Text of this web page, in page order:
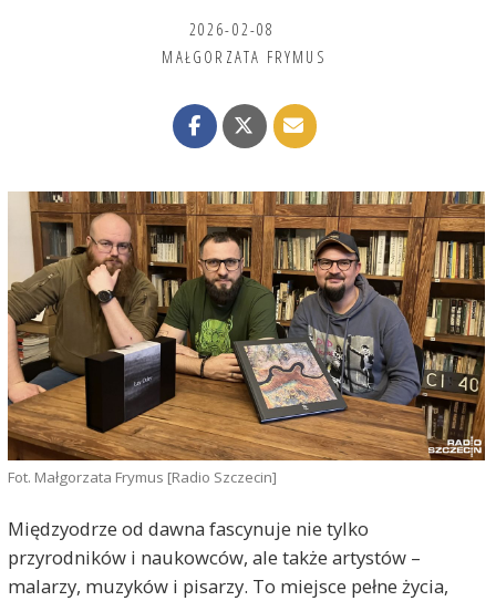
2026-02-08
MAŁGORZATA FRYMUS
Fot. Małgorzata Frymus [Radio Szczecin]
Międzyodrze od dawna fascynuje nie tylko
przyrodników i naukowców, ale także artystów –
malarzy, muzyków i pisarzy. To miejsce pełne życia,